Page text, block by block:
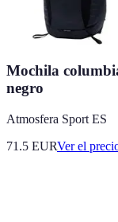
Mochila
negro
Atmosfera Sport ES
71.5 EURVer el